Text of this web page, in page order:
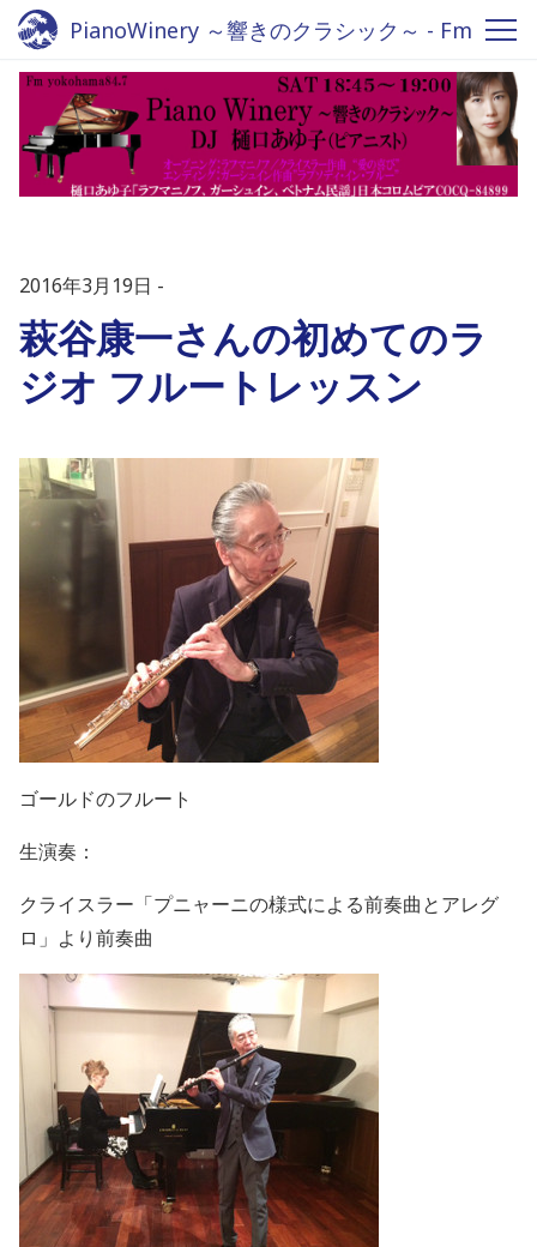
PianoWinery ～響きのクラシック～ - Fm
yokohama 84.7
2016年3月19日
萩谷康一さんの初めてのラ
ジオ フルートレッスン
ゴールドのフルート
生演奏：
クライスラー「プニャーニの様式による前奏曲とアレグ
ロ」より前奏曲